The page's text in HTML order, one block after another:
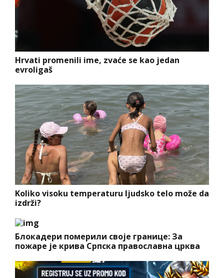
Hrvati promenili ime, zvaće se kao jedan
evroligaš
Koliko visoku temperaturu ljudsko telo može da
izdrži?
Блокадери померили своје границе: За
пожаре је крива Српска православна црква